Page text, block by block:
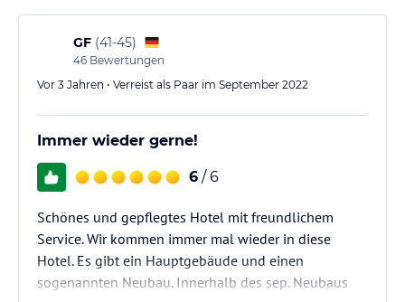
GF (41-45)
46 Bewertungen
Vor 3 Jahren • Verreist als Paar im September 2022
Immer wieder gerne!
6 / 6
Schönes und gepflegtes Hotel mit freundlichem
Service. Wir kommen immer mal wieder in diese
Hotel. Es gibt ein Hauptgebäude und einen
sogenannten Neubau. Innerhalb des sep. Neubaus